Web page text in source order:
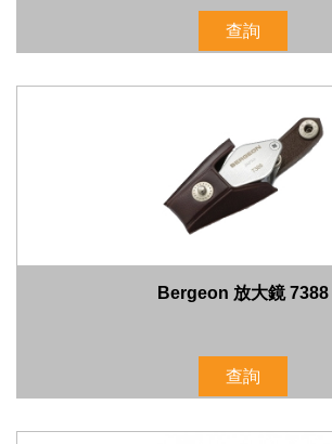
查詢
Bergeon 放大鏡 7388
查詢